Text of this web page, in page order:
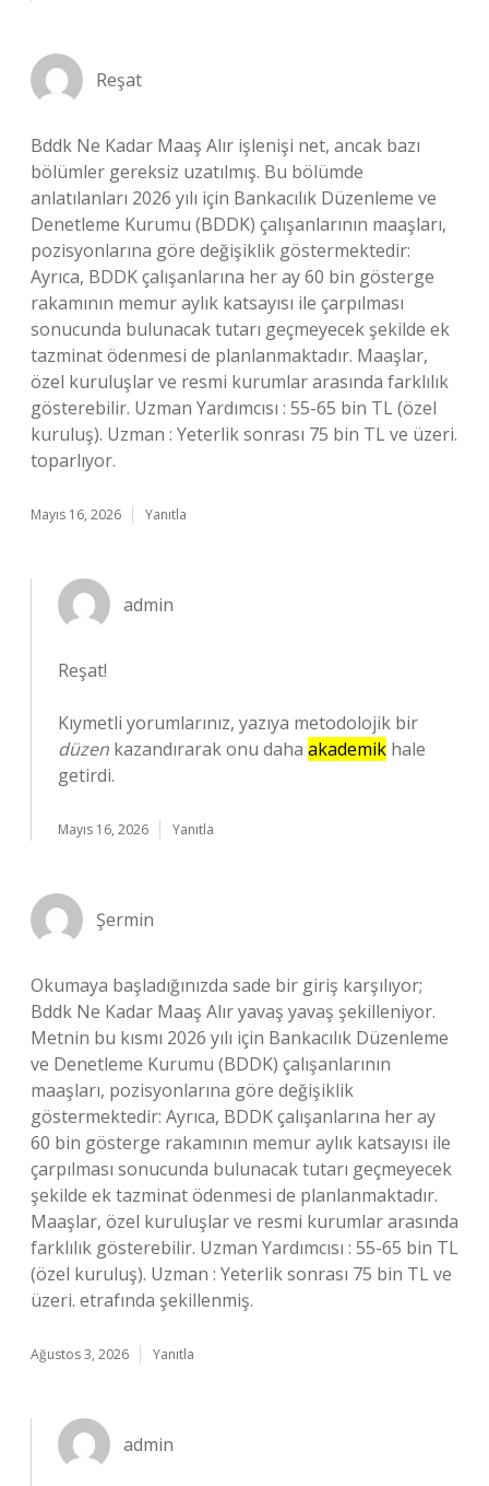
Reşat
Bddk Ne Kadar Maaş Alır işlenişi net, ancak bazı
bölümler gereksiz uzatılmış. Bu bölümde
anlatılanları 2026 yılı için Bankacılık Düzenleme ve
Denetleme Kurumu (BDDK) çalışanlarının maaşları,
pozisyonlarına göre değişiklik göstermektedir:
Ayrıca, BDDK çalışanlarına her ay 60 bin gösterge
rakamının memur aylık katsayısı ile çarpılması
sonucunda bulunacak tutarı geçmeyecek şekilde ek
tazminat ödenmesi de planlanmaktadır. Maaşlar,
özel kuruluşlar ve resmi kurumlar arasında farklılık
gösterebilir. Uzman Yardımcısı : 55-65 bin TL (özel
kuruluş). Uzman : Yeterlik sonrası 75 bin TL ve üzeri.
toparlıyor.
Mayıs 16, 2026 Yanıtla
admin
Reşat!
Kıymetli yorumlarınız, yazıya metodolojik bir
düzen kazandırarak onu daha akademik hale
getirdi.
Mayıs 16, 2026 Yanıtla
Şermin
Okumaya başladığınızda sade bir giriş karşılıyor;
Bddk Ne Kadar Maaş Alır yavaş yavaş şekilleniyor.
Metnin bu kısmı 2026 yılı için Bankacılık Düzenleme
ve Denetleme Kurumu (BDDK) çalışanlarının
maaşları, pozisyonlarına göre değişiklik
göstermektedir: Ayrıca, BDDK çalışanlarına her ay
60 bin gösterge rakamının memur aylık katsayısı ile
çarpılması sonucunda bulunacak tutarı geçmeyecek
şekilde ek tazminat ödenmesi de planlanmaktadır.
Maaşlar, özel kuruluşlar ve resmi kurumlar arasında
farklılık gösterebilir. Uzman Yardımcısı : 55-65 bin TL
(özel kuruluş). Uzman : Yeterlik sonrası 75 bin TL ve
üzeri. etrafında şekillenmiş.
Ağustos 3, 2026 Yanıtla
admin